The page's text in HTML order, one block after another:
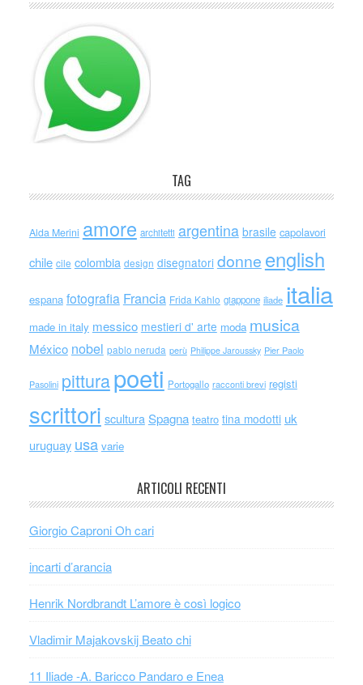
TAG
Alda Merini amore architetti argentina brasile capolavori
chile cile colombia design disegnatori donne english
espana fotografia Francia Frida Kahlo giappone iliade italia
made in italy messico mestieri d' arte moda musica
México nobel pablo neruda perù Philippe Jaroussky Pier Paolo
Pasolini pitturapoeti Portogallo racconti brevi registi
scrittori scultura Spagna teatro tina modotti uk
uruguay usa varie
ARTICOLI RECENTI
Giorgio Caproni Oh cari
incarti d’arancia
Henrik Nordbrandt L’amore è così logico
Vladimir Majakovskij Beato chi
11 Iliade -A. Baricco Pandaro e Enea